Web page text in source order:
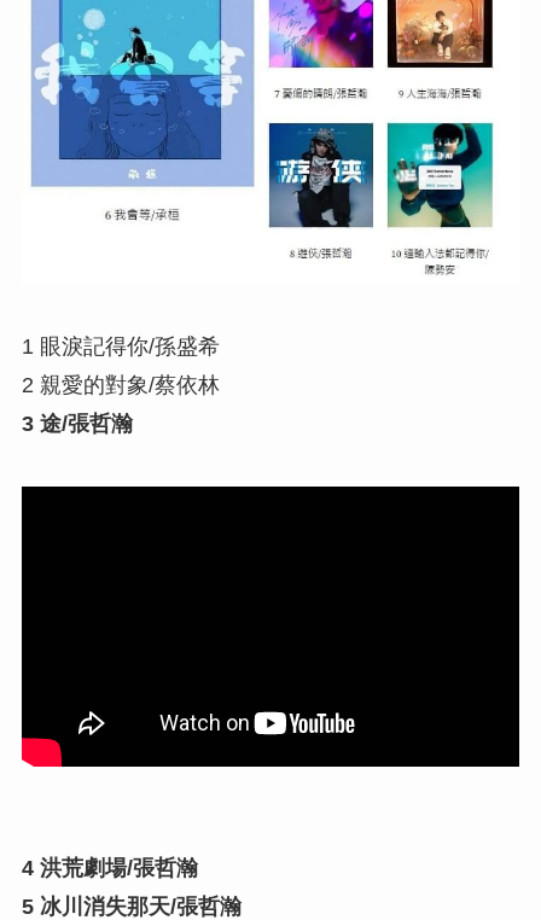
1 眼淚記得你/孫盛希
2 親愛的對象/蔡依林
3 途/張哲瀚
4 洪荒劇場/張哲瀚
5 冰川消失那天/張哲瀚